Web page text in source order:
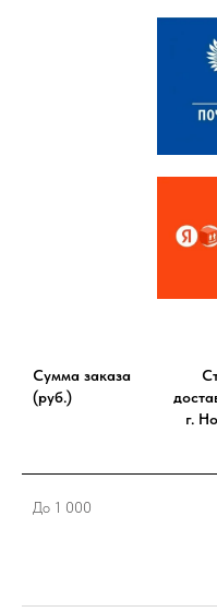
Сумма заказа
(руб.)
г.
До 1 000